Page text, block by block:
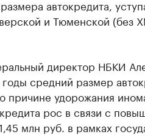
автокредита,
и Тюменской
директор НБКИ
средний размер
причине удорожания
рос в связи с
млн руб. в рамках